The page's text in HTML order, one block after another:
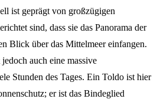
ist geprägt von großzügigen
sind, dass sie das Panorama der
Blick über das Mittelmeer einfangen.
auch eine massive
Stunden des Tages. Ein Toldo ist hier
er ist das Bindeglied